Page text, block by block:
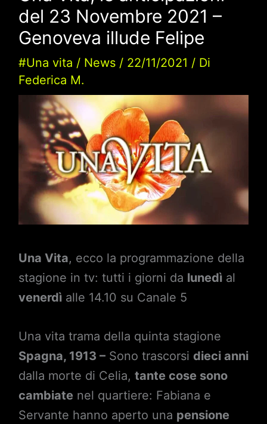
del 23 Novembre 2021 –
Genoveva illude Felipe
#Una vita / News/ 22/11/2021 / Di
Federica M.
Una Vita, ecco la programmazione della
stagione in tv: tutti i giorni da lunedìal
venerdìalle 14.10 su Canale 5
Una vita trama della quinta stagione
Spagna, 1913 –Sono trascorsi dieci anni
dalla morte di Celia, tante cose sono
cambiate nel quartiere: Fabiana e
Servante hanno aperto una pensione